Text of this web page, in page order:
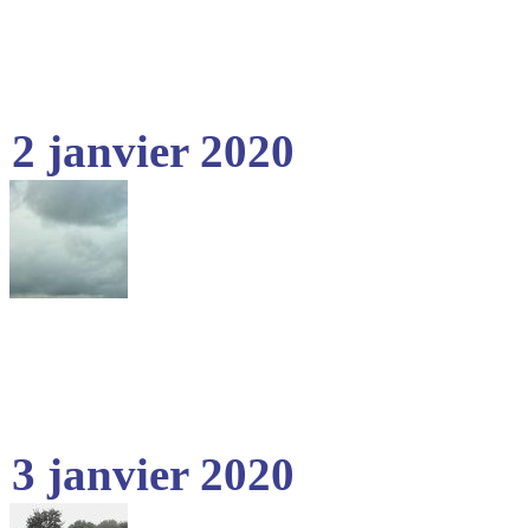
2 janvier 2020
3 janvier 2020